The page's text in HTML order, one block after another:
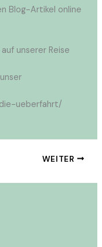
Blog-Artikel online
unserer Reise
ueberfahrt/
WEITER